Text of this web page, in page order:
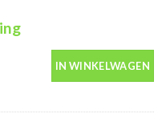
autolak in spuitbus 400ml
IN WINKELWAGEN